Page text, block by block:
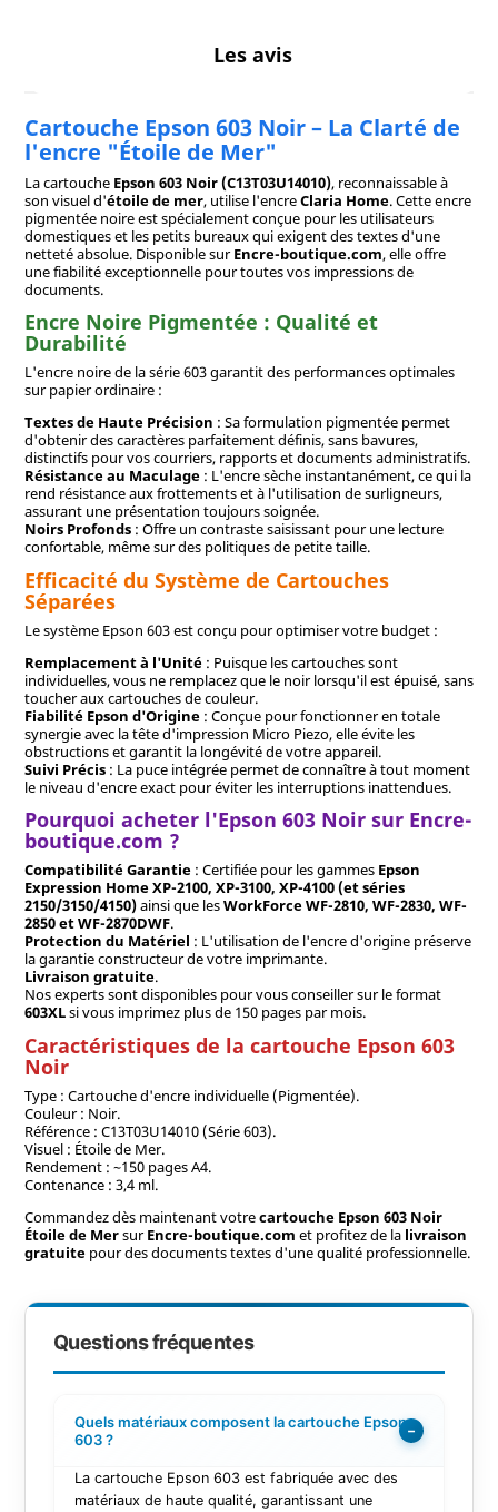
Les avis
Cartouche Epson 603 Noir – La Clarté de
l'encre "Étoile de Mer"
La cartouche Epson 603 Noir (C13T03U14010), reconnaissable à
son visuel d'étoile de mer, utilise l'encreClaria Home. Cette encre
pigmentée noire est spécialement conçue pour les utilisateurs
domestiques et les petits bureaux qui exigent des textes d'une
netteté absolue. Disponible surEncre-boutique.com, elle offre
une fiabilité exceptionnelle pour toutes vos impressions de
documents.
Encre Noire Pigmentée : Qualité et
Durabilité
L'encre noire de la série 603 garantit des performances optimales
sur papier ordinaire :
Textes de Haute Précision : Sa formulation pigmentée permet
d'obtenir des caractères parfaitement définis, sans bavures,
distinctifs pour vos courriers, rapports et documents administratifs.
Résistance au Maculage: L'encre sèche instantanément, ce qui la
rend résistance aux frottements et à l'utilisation de surligneurs,
assurant une présentation toujours soignée.
Noirs Profonds: Offre un contraste saisissant pour une lecture
confortable, même sur des politiques de petite taille.
Efficacité du Système de Cartouches
Séparées
Le système Epson 603 est conçu pour optimiser votre budget :
Remplacement à l'Unité: Puisque les cartouches sont
individuelles, vous ne remplacez que le noir lorsqu'il est épuisé, sans
toucher aux cartouches de couleur.
Fiabilité Epson d'Origine: Conçue pour fonctionner en totale
synergie avec la tête d'impression Micro Piezo, elle évite les
obstructions et garantit la longévité de votre appareil.
Suivi Précis: La puce intégrée permet de connaître à tout moment
le niveau d'encre exact pour éviter les interruptions inattendues.
Pourquoi acheter l'Epson 603 Noir sur Encre-
boutique.com ?
Compatibilité Garantie: Certifiée pour les gammes Epson
Expression Home XP-2100, XP-3100, XP-4100 (et séries
2150/3150/4150)ainsi que lesWorkForce WF-2810, WF-2830, WF-
2850 et WF-2870DWF.
Protection du Matériel : L'utilisation de l'encre d'origine préserve
la garantie constructeur de votre imprimante.
Livraison gratuite.
Nos experts sont disponibles pour vous conseiller sur le format
603XLsi vous imprimez plus de 150 pages par mois.
Caractéristiques de la cartouche Epson 603
Noir
Type : Cartouche d'encre individuelle (Pigmentée).
Couleur : Noir.
Référence : C13T03U14010 (Série 603).
Visuel : Étoile de Mer.
Rendement : ~150 pages A4.
Contenance : 3,4 ml.
Commandez dès maintenant votrecartouche Epson 603 Noir
Étoile de MersurEncre-boutique.com et profitez de la livraison
gratuitepour des documents textes d'une qualité professionnelle.
Questions fréquentes
Quels matériaux composent la cartouche Epson
603 ?
−
La cartouche Epson 603 est fabriquée avec des
matériaux de haute qualité, garantissant une